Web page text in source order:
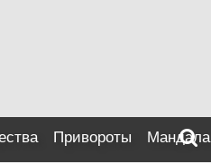
Привороты Мандала